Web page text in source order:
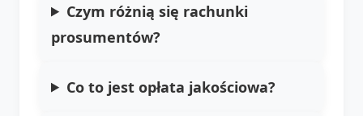
Czym różnią się rachunki
prosumentów?
Co to jest opłata jakościowa?